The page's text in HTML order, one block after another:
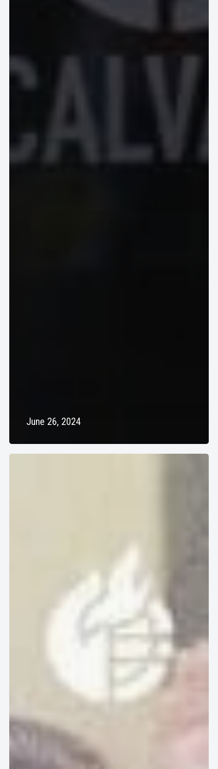
June 26, 2024